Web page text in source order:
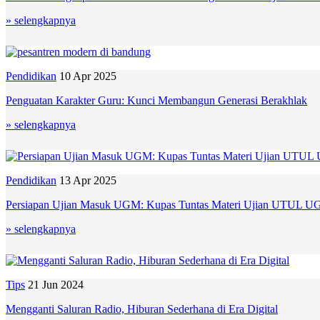
» selengkapnya
Pendidikan 10 Apr 2025
Penguatan Karakter Guru: Kunci Membangun Generasi Berakhlak
» selengkapnya
Pendidikan 13 Apr 2025
Persiapan Ujian Masuk UGM: Kupas Tuntas Materi Ujian UTUL
» selengkapnya
Tips 21 Jun 2024
Mengganti Saluran Radio, Hiburan Sederhana di Era Digital